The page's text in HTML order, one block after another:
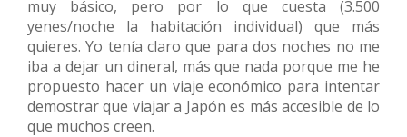
muy básico, pero por lo que cuesta (3.500
yenes/noche la habitación individual) que más
quieres. Yo tenía claro que para dos noches no me
iba a dejar un dineral, más que nada porque me he
propuesto hacer un viaje económico para intentar
demostrar que viajar a Japón es más accesible de lo
que muchos creen.